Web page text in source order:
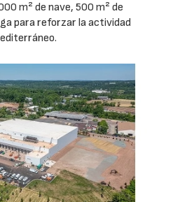
m² de nave, 500 m² de
para reforzar la actividad